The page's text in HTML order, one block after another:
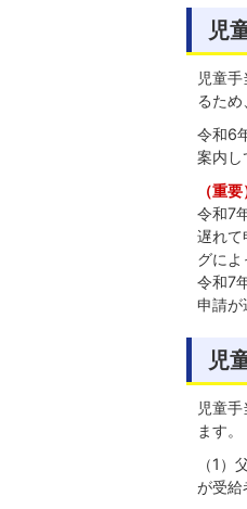
児
児童
るため
令和6
案内し
（重
令和7
遅れて
グによ
令和7
申請が
児
児童
ます。
（1
が受給